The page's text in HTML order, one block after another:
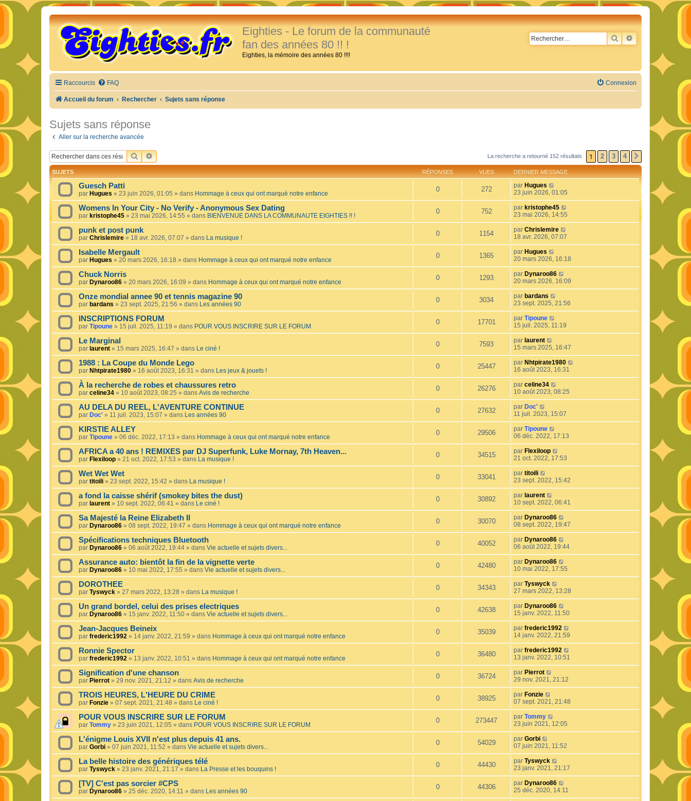
Eighties - Le forum de la communauté
fan des années 80 !! !
Eighties, la mémoire des années 80 !!!!
RECHERCHER
RECHERCHE
Raccourcis FAQ Connexion
Accueil du forum Rechercher Sujets sans réponse
Sujets sans réponse
Aller sur la recherche avancée
RECHERCHER
RECHERCHE AVANCÉE La recherche a retourné 152 résultats 1 2 3 4
SUJETS RÉPONSES VUES DERNIER MESSAGE
Guesch Patti
par Hugues » 23 juin 2026, 01:05 » dans Hommage à ceux qui ont marqué notre enfance
0 272 par Hugues
23 juin 2026, 01:05
Womens In Your City - No Verify - Anonymous Sex Dating
par kristophe45 » 23 mai 2026, 14:55 » dans BIENVENUE DANS LA COMMUNAUTE EIGHTIES !! !
0 752 par kristophe45
23 mai 2026, 14:55
punk et post punk
par Chrislemire » 18 avr. 2026, 07:07 » dans La musique !
0 1154 par Chrislemire
18 avr. 2026, 07:07
Isabelle Mergault
par Hugues » 20 mars 2026, 16:18 » dans Hommage à ceux qui ont marqué notre enfance
0 1365 par Hugues
20 mars 2026, 16:18
Chuck Norris
par Dynaroo86 » 20 mars 2026, 16:09 » dans Hommage à ceux qui ont marqué notre enfance
0 1293 par Dynaroo86
20 mars 2026, 16:09
Onze mondial annee 90 et tennis magazine 90
par bardans » 23 sept. 2025, 21:56 » dans Les années 90
0 3034 par bardans
23 sept. 2025, 21:56
INSCRIPTIONS FORUM
par Tipoune » 15 juil. 2025, 11:19 » dans POUR VOUS INSCRIRE SUR LE FORUM
0 17701 par Tipoune
15 juil. 2025, 11:19
Le Marginal
par laurent » 15 mars 2025, 16:47 » dans Le ciné !
0 7593 par laurent
15 mars 2025, 16:47
1988 : La Coupe du Monde Lego
par Nhtpirate1980 » 16 août 2023, 16:31 » dans Les jeux & jouets !
0 25447 par Nhtpirate1980
16 août 2023, 16:31
À la recherche de robes et chaussures retro
par celine34 » 10 août 2023, 08:25 » dans Avis de recherche
0 26276 par celine34
10 août 2023, 08:25
AU DELA DU REEL, L'AVENTURE CONTINUE
par Doc' » 11 juil. 2023, 15:07 » dans Les années 90
0 27632 par Doc'
11 juil. 2023, 15:07
KIRSTIE ALLEY
par Tipoune » 06 déc. 2022, 17:13 » dans Hommage à ceux qui ont marqué notre enfance
0 29506 par Tipoune
06 déc. 2022, 17:13
AFRICA a 40 ans ! REMIXES par DJ Superfunk, Luke Mornay, 7th Heaven...
par Flexiloop » 21 oct. 2022, 17:53 » dans La musique !
0 34515 par Flexiloop
21 oct. 2022, 17:53
Wet Wet Wet
par titoili » 23 sept. 2022, 15:42 » dans La musique !
0 33041 par titoili
23 sept. 2022, 15:42
a fond la caisse shérif (smokey bites the dust)
par laurent » 10 sept. 2022, 06:41 » dans Le ciné !
0 30892 par laurent
10 sept. 2022, 06:41
Sa Majesté la Reine Elizabeth II
par Dynaroo86 » 08 sept. 2022, 19:47 » dans Hommage à ceux qui ont marqué notre enfance
0 30070 par Dynaroo86
08 sept. 2022, 19:47
Spécifications techniques Bluetooth
par Dynaroo86 » 06 août 2022, 19:44 » dans Vie actuelle et sujets divers...
0 40052 par Dynaroo86
06 août 2022, 19:44
Assurance auto: bientôt la fin de la vignette verte
par Dynaroo86 » 10 mai 2022, 17:55 » dans Vie actuelle et sujets divers...
0 42480 par Dynaroo86
10 mai 2022, 17:55
DOROTHEE
par Tyswyck » 27 mars 2022, 13:28 » dans La musique !
0 34343 par Tyswyck
27 mars 2022, 13:28
Un grand bordel, celui des prises electriques
par Dynaroo86 » 15 janv. 2022, 11:50 » dans Vie actuelle et sujets divers...
0 42638 par Dynaroo86
15 janv. 2022, 11:50
Jean-Jacques Beineix
par frederic1992 » 14 janv. 2022, 21:59 » dans Hommage à ceux qui ont marqué notre enfance
0 35039 par frederic1992
14 janv. 2022, 21:59
Ronnie Spector
par frederic1992 » 13 janv. 2022, 10:51 » dans Hommage à ceux qui ont marqué notre enfance
0 36480 par frederic1992
13 janv. 2022, 10:51
Signification d'une chanson
par Pierrot » 29 nov. 2021, 21:12 » dans Avis de recherche
0 36724 par Pierrot
29 nov. 2021, 21:12
TROIS HEURES, L'HEURE DU CRIME
par Fonzie » 07 sept. 2021, 21:48 » dans Le ciné !
0 38925 par Fonzie
07 sept. 2021, 21:48
POUR VOUS INSCRIRE SUR LE FORUM
par Tommy » 23 juin 2021, 12:05 » dans POUR VOUS INSCRIRE SUR LE FORUM
0 273447 par Tommy
23 juin 2021, 12:05
L'énigme Louis XVII n'est plus depuis 41 ans.
par Gorbi » 07 juin 2021, 11:52 » dans Vie actuelle et sujets divers...
0 54029 par Gorbi
07 juin 2021, 11:52
La belle histoire des génériques télé
par Tyswyck » 23 janv. 2021, 21:17 » dans La Presse et les bouquins !
0 44430 par Tyswyck
23 janv. 2021, 21:17
[TV] C'est pas sorcier #CPS
par Dynaroo86 » 25 déc. 2020, 14:11 » dans Les années 90
0 44306 par Dynaroo86
25 déc. 2020, 14:11